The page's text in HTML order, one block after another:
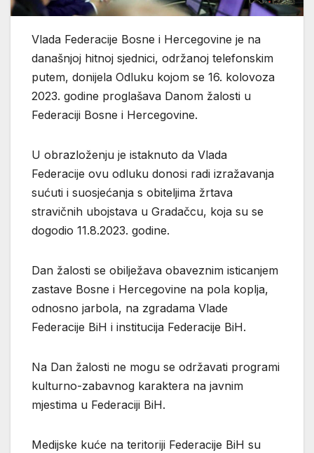
Vlada Federacije Bosne i Hercegovine je na
današnjoj hitnoj sjednici, održanoj telefonskim
putem, donijela Odluku kojom se 16. kolovoza
2023. godine proglašava Danom žalosti u
Federaciji Bosne i Hercegovine.
U obrazloženju je istaknuto da Vlada
Federacije ovu odluku donosi radi izražavanja
sućuti i suosjećanja s obiteljima žrtava
stravičnih ubojstava u Gradačcu, koja su se
dogodio 11.8.2023. godine.
Dan žalosti se obilježava obaveznim isticanjem
zastave Bosne i Hercegovine na pola koplja,
odnosno jarbola, na zgradama Vlade
Federacije BiH i institucija Federacije BiH.
Na Dan žalosti ne mogu se održavati programi
kulturno-zabavnog karaktera na javnim
mjestima u Federaciji BiH.
Medijske kuće na teritoriji Federacije BiH su